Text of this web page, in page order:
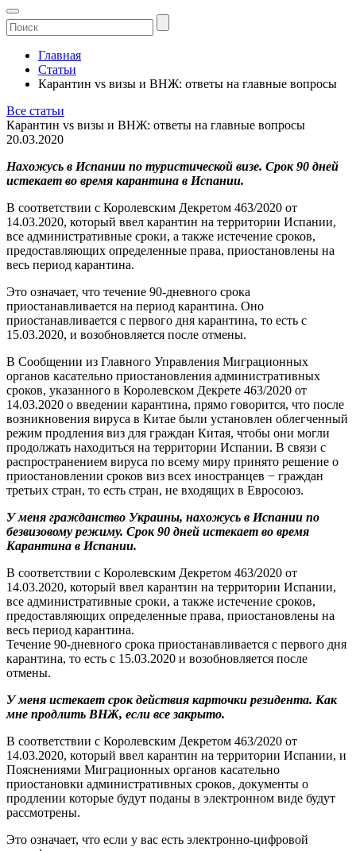
Главная
Статьи
Карантин vs визы и ВНЖ: ответы на главные вопросы
Все статьи
Карантин vs визы и ВНЖ: ответы на главные вопросы
20.03.2020
Нахожусь в Испании по туристической визе. Срок 90 дней
истекает во время карантина в Испании.
В соответствии с Королевским Декретом 463/2020 от
14.03.2020, который ввел карантин на территории Испании,
все административные сроки, а также истечение сроков,
предоставляющих определенные права, приостановлены на
весь период карантина.
Это означает, что течение 90-дневного срока
приостанавливается на период карантина. Оно
приостанавливается с первого дня карантина, то есть с
15.03.2020, и возобновляется после отмены.
В Сообщении из Главного Управления Миграционных
органов касательно приостановления административных
сроков, указанного в Королевском Декрете 463/2020 от
14.03.2020 о введении карантина, прямо говорится, что после
возникновения вируса в Китае были установлен облегченный
режим продления виз для граждан Китая, чтобы они могли
продолжать находиться на территории Испании. В связи с
распространением вируса по всему миру принято решение о
приостановлении сроков виз всех иностранцев − граждан
третьих стран, то есть стран, не входящих в Евросоюз.
У меня гражданство Украины, нахожусь в Испании по
безвизовому режиму. Срок 90 дней истекает во время
Карантина в Испании.
В соответствии с Королевским Декретом 463/2020 от
14.03.2020, который ввел карантин на территории Испании,
все административные сроки, а также истечение сроков,
предоставляющих определенные права, приостановлены на
весь период карантина.
Течение 90-дневного срока приостанавливается с первого дня
карантина, то есть с 15.03.2020 и возобновляется после
отмены.
У меня истекает срок действия карточки резидента. Как
мне продлить ВНЖ, если все закрыто.
В соответствии с Королевским Декретом 463/2020 от
14.03.2020, который ввел карантин на территории Испании, и
Пояснениями Миграционных органов касательно
приостановки административных сроков, документы о
продлении которые будут поданы в электронном виде будут
рассмотрены.
Это означает, что если у вас есть электронно-цифровой